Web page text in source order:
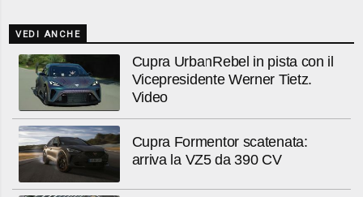
VEDI ANCHE
Cupra UrbanRebel in pista con il
Vicepresidente Werner Tietz.
Video
Cupra Formentor scatenata:
arriva la VZ5 da 390 CV